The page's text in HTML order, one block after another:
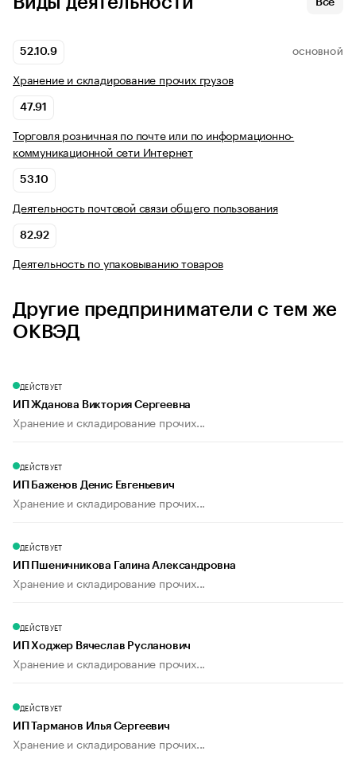
Все
52.10.9 ОСНОВНОЙ
Хранение и складирование прочих грузов
47.91
Торговля розничная по почте или по информационно-
коммуникационной сети Интернет
53.10
Деятельность почтовой связи общего пользования
82.92
Деятельность по упаковыванию товаров
Другие предприниматели с тем же
ОКВЭД
ДЕЙСТВУЕТ
ИП Жданова Виктория Сергеевна
Хранение и складирование прочих...
ДЕЙСТВУЕТ
ИП Баженов Денис Евгеньевич
Хранение и складирование прочих...
ДЕЙСТВУЕТ
ИП Пшеничникова Галина Александровна
Хранение и складирование прочих...
ДЕЙСТВУЕТ
ИП Ходжер Вячеслав Русланович
Хранение и складирование прочих...
ДЕЙСТВУЕТ
ИП Тарманов Илья Сергеевич
Хранение и складирование прочих...